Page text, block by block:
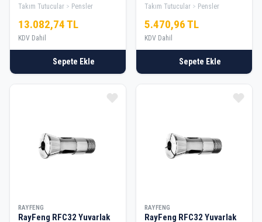
Takım Tutucular Pensler
13.082,74 TL
KDV Dahil
Sepete Ekle
Takım Tutucular Pensler
5.470,96 TL
KDV Dahil
Sepete Ekle
RAYFENG
RayFeng RFC32 Yuvarlak
RAYFENG
RayFeng RFC32 Yuvarlak